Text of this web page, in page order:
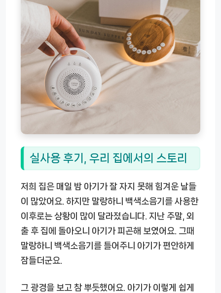
실사용 후기, 우리 집에서의 스토리
저희 집은 매일 밤 아기가 잘 자지 못해 힘겨운 날들
이 많았어요. 하지만 말랑하니 백색소음기를 사용한
이후로는 상황이 많이 달라졌습니다. 지난 주말, 외
출 후 집에 돌아오니 아기가 피곤해 보였어요. 그때
말랑하니 백색소음기를 틀어주니 아기가 편안하게
잠들더군요.
그 광경을 보고 참 뿌듯했어요. 아기가 이렇게 쉽게